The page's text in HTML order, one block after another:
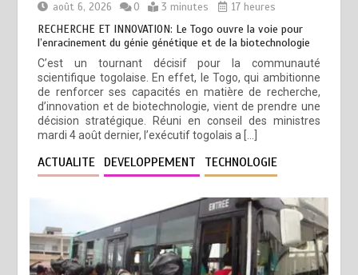
août 6, 2026
0 3 minutes 17 heures
RECHERCHE ET INNOVATION: Le Togo ouvre la voie pour
l’enracinement du génie génétique et de la biotechnologie
C’est un tournant décisif pour la communauté
scientifique togolaise. En effet, le Togo, qui ambitionne
de renforcer ses capacités en matière de recherche,
d’innovation et de biotechnologie, vient de prendre une
décision stratégique. Réuni en conseil des ministres
mardi 4 août dernier, l’exécutif togolais a […]
ACTUALITE DEVELOPPEMENT TECHNOLOGIE